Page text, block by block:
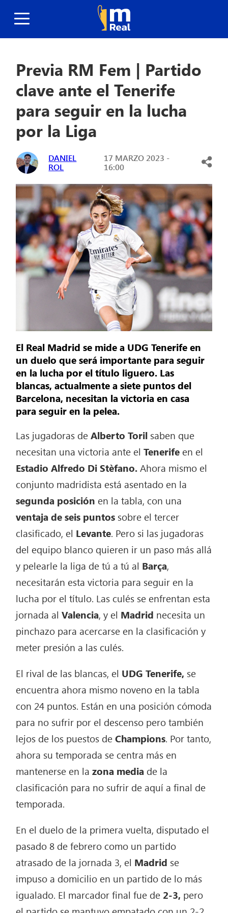
Previa RM Fem | Partido
clave ante el Tenerife
para seguir en la lucha
por la Liga
DANIEL
ROL
17 MARZO 2023 -
16:00
El Real Madrid se mide a UDG Tenerife en
un duelo que será importante para seguir
en la lucha por el título liguero. Las
blancas, actualmente a siete puntos del
Barcelona, necesitan la victoria en casa
para seguir en la pelea.
Las jugadoras deAlberto Toril saben que
necesitan una victoria ante elTenerife en el
Estadio Alfredo Di Stèfano.Ahora mismo el
conjunto madridista está asentado en la
segunda posición en la tabla, con una
ventaja de seis puntos sobre el tercer
clasificado, el Levante. Pero si las jugadoras
del equipo blanco quieren ir un paso más allá
y pelearle la liga de tú a tú al Barça,
necesitarán esta victoria para seguir en la
lucha por el título. Las culés se enfrentan esta
jornada alValencia, y el Madrid necesita un
pinchazo para acercarse en la clasificación y
meter presión a las culés.
El rival de las blancas, el UDG Tenerife, se
encuentra ahora mismo noveno en la tabla
con 24 puntos. Están en una posición cómoda
para no sufrir por el descenso pero también
lejos de los puestos deChampions. Por tanto,
ahora su temporada se centra más en
mantenerse en la zona media de la
clasificación para no sufrir de aquí a final de
temporada.
En el duelo de la primera vuelta, disputado el
pasado 8 de febrero como un partido
atrasado de la jornada 3, el Madrid se
impuso a domicilio en un partido de lo más
igualado. El marcador final fue de 2-3, pero